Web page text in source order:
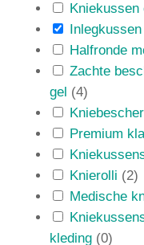
Kniekussen
Halfronde
Zachte
gel (4)
Premium
Knierolli (2)
Medische
kleding (0)